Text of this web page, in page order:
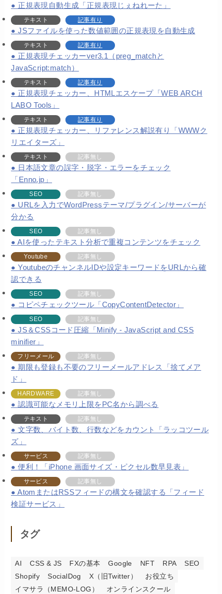
正規表現自動生成「正規表現じぇねれーた」
テキスト 記事有り
JSファイルを使った数値範囲の正規表現を自動生成
テキスト 記事有り
正規表現チェッカーver3.1（preg_matchと
JavaScript:match）
テキスト 記事有り
正規表現チェッカー、HTMLエスケープ「WEB ARCH
LABO Tools」
テキスト 記事有り
正規表現チェッカー、リファレンス解説有り「WWWク
リエイターズ」
テキスト 記事無し
日本語文章の誤字・脱字・エラーをチェック
「Enno.jp」
SEO 記事無し
URLを入力でWordPressテーマ/プラグイン/サーバーが
分かる
SEO 記事無し
AIを使ったテキスト分析で重複コンテンツをチェック
Youtube 記事無し
YoutubeのチャンネルIDや設定キーワードをURLから確
認できる
SEO 記事無し
コピペチェックツール「CopyContentDetector」
SEO 記事無し
JS＆CSSコード圧縮「Minify - JavaScript and CSS
minifier」
フリーメール 記事無し
期限も登録も不要のフリーメールアドレス「捨てメア
ド」
HARDWARE 記事無し
認識可能なメモリ上限をPC名から調べる
テキスト 記事無し
文字数、バイト数、行数などをカウント「ラッコツール
ズ」
サービス 記事無し
便利！「iPhone 画面サイズ・ピクセル数早見表」
サービス 記事無し
AtomまたはRSSフィードの構文を確認する「フィード
検証サービス」
タグ
AI CSS & JS FXの基本 Google NFT RPA
SEO
Shopify
SocialDog X（旧Twitter）
お役立ち
イマサラ（MEMO-LOG）
オンラインスクール